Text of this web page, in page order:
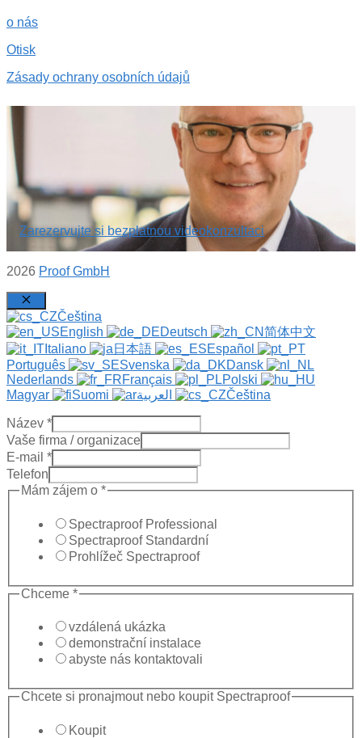
o nás
Otisk
Zásady ochrany osobních údajů
Zarezervujte si bezplatnou videokonzultaci
2026 Proof GmbH
Zavřít Čeština
English
Deutsch
简体中文
Italiano
日本語
Español
Português
Svenska
Dansk
Nederlands
Français
Polski
Magyar
Suomi Čeština
Název *
Vaše firma / organizace
in
to
Would
E-mail *
Telefon
Mám zájem o *
Spectraproof Professional
Spectraproof Standardní
Prohlížeč Spectraproof
Chceme *
vzdálená ukázka
demonstrační instalace
abyste nás kontaktovali
Chcete si pronajmout nebo koupit Spectraproof
Koupit